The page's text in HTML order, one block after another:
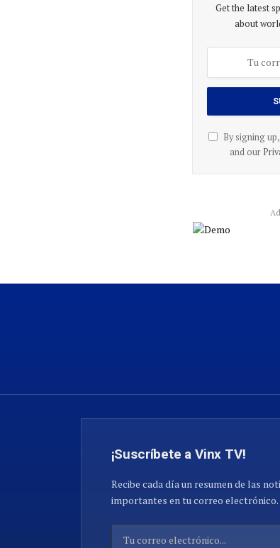
Get the latest
about
By signing
and our
¡Suscríbete a Vinx TV!
Recibe cada día un resumen de las
importantes en tu correo electrónico.